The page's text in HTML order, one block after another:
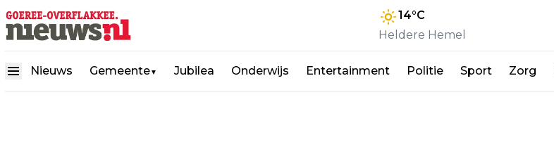
14°C
Heldere Hemel
Nieuws Gemeente▼ Jubilea Onderwijs Entertainment Politie Sport Zorg